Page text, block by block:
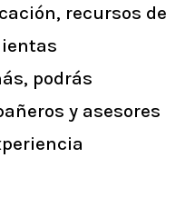
recursos de
podrás
y asesores